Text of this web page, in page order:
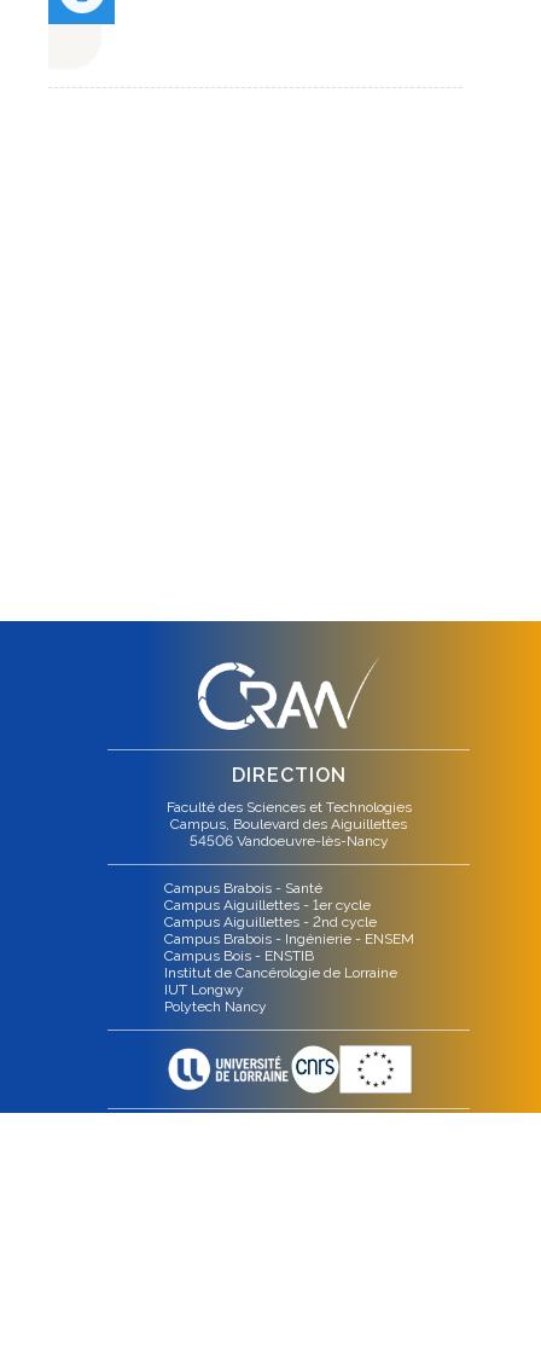
DIRECTION
Faculté des Sciences et Technologies
Campus, Boulevard des Aiguillettes
54506 Vandoeuvre-lès-Nancy
Campus Brabois - Santé
Campus Aiguillettes - 1er cycle
Campus Aiguillettes - 2nd cycle
Campus Brabois - Ingénierie - ENSEM
Campus Bois - ENSTIB
Institut de Cancérologie de Lorraine
IUT Longwy
Polytech Nancy